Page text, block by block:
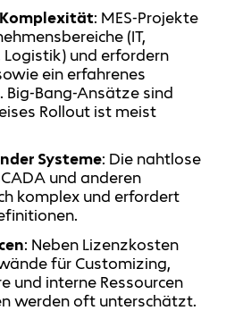
: MES-Projekte
(IT,
und erfordern
ein erfahrenes
Bang-Ansätze sind
Rollout ist meist
Systeme: Die nahtlose
und anderen
komplex und erfordert
: Neben Lizenzkosten
für Customizing,
und interne Ressourcen
werden oft unterschätzt.